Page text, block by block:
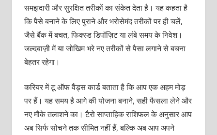
समझदारी और सुरक्षित तरीकों का संकेत देता है। यह कहता है
कि पैसे बनाने के लिए पुराने और भरोसेमंद तरीकों पर ही चलें,
जैसे बैंक में बचत, फिक्स्ड डिपॉज़िट या लंबे समय के निवेश।
जल्दबाज़ी में या जोखिम भरे नए तरीकों से पैसा लगाने से बचना
बेहतर रहेगा।
करियर में टू ऑफ वैंड्स कार्ड बताता है कि आप एक अहम मोड़
पर हैं। यह समय है आगे की योजना बनाने, सही फैसला लेने और
नए मौके तलाशने का। टैरो साप्ताहिक राशिफल के अनुसार आप
अब सिर्फ सोचने तक सीमित नहीं हैं, बल्कि अब आप अपने